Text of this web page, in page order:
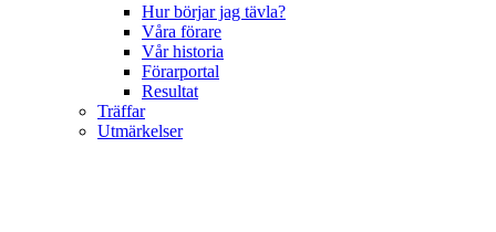
Hur börjar jag tävla?
Våra förare
Vår historia
Förarportal
Resultat
Träffar
Utmärkelser